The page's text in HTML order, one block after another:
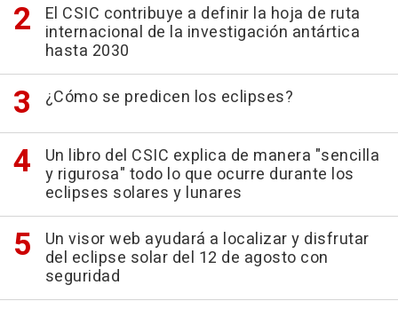
El CSIC contribuye a definir la hoja de ruta
internacional de la investigación antártica
hasta 2030
¿Cómo se predicen los eclipses?
Un libro del CSIC explica de manera "sencilla
y rigurosa" todo lo que ocurre durante los
eclipses solares y lunares
Un visor web ayudará a localizar y disfrutar
del eclipse solar del 12 de agosto con
seguridad